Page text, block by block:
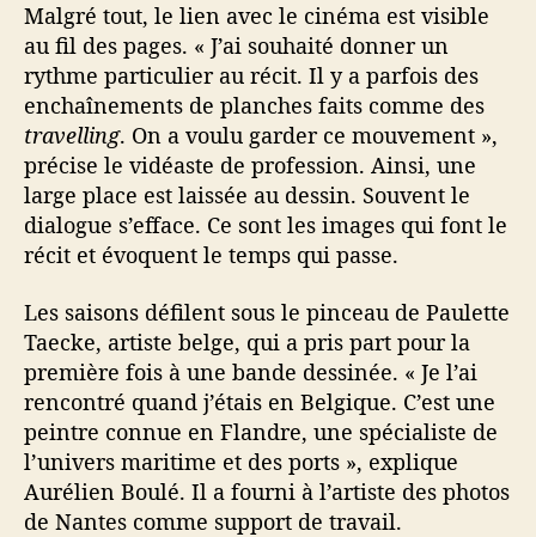
Malgré tout, le lien avec le cinéma est visible
au fil des pages. « J’ai souhaité donner un
rythme particulier au récit. Il y a parfois des
enchaînements de planches faits comme des
travelling. On a voulu garder ce mouvement »,
précise le vidéaste de profession. Ainsi, une
large place est laissée au dessin. Souvent le
dialogue s’efface. Ce sont les images qui font le
récit et évoquent le temps qui passe.
Les saisons défilent sous le pinceau de Paulette
Taecke, artiste belge, qui a pris part pour la
première fois à une bande dessinée. « Je l’ai
rencontré quand j’étais en Belgique. C’est une
peintre connue en Flandre, une spécialiste de
l’univers maritime et des ports », explique
Aurélien Boulé. Il a fourni à l’artiste des photos
de Nantes comme support de travail.